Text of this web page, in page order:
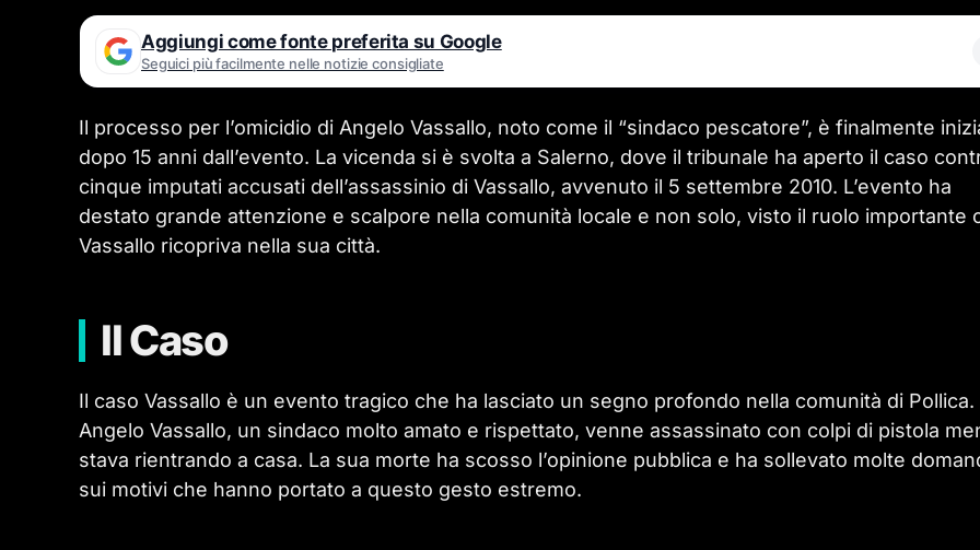
Aggiungi come fonte preferita su Google
Seguici più facilmente nelle notizie consigliate
Il processo per l’omicidio di Angelo Vassallo, noto come il “sindaco pescatore”, è finalmente
dopo 15 anni dall’evento. La vicenda si è svolta a Salerno, dove il tribunale ha aperto il caso
cinque imputati accusati dell’assassinio di Vassallo, avvenuto il 5 settembre 2010. L’evento ha
destato grande attenzione e scalpore nella comunità locale e non solo, visto il ruolo importante
Vassallo ricopriva nella sua città.
Il Caso
Il caso Vassallo è un evento tragico che ha lasciato un segno profondo nella comunità di Pollica.
Angelo Vassallo, un sindaco molto amato e rispettato, venne assassinato con colpi di pistola
stava rientrando a casa. La sua morte ha scosso l’opinione pubblica e ha sollevato molte
sui motivi che hanno portato a questo gesto estremo.